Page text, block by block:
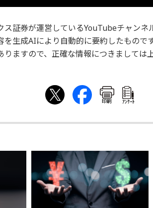
ス証券が運営しているYouTubeチャンネ
を生成AIにより自動的に要約したもので
ますので、正確な情報につきましては
印刷 ｱﾝｹｰﾄ